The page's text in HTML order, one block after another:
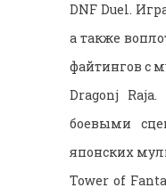
DNF Duel.
а также
файтингов с
Dragonj
боевыми
японских
Tower of